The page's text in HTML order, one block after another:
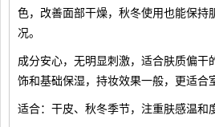
色，改善面部干燥，秋冬使用也能保持
况。
成分安心，无明显刺激，适合肤质偏干
饰和基础保湿，持妆效果一般，更适合
适合：干皮、秋冬季节，注重肤感温和